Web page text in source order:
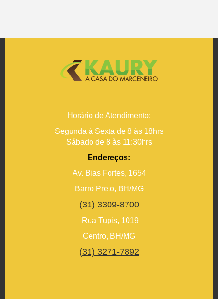
Horário de Atendimento:
Segunda à Sexta de 8 às 18hrs
Sábado de 8 às 11:30hrs
Endereços:
Av. Bias Fortes, 1654
Barro Preto, BH/MG
(31) 3309-8700
Rua Tupis, 1019
Centro, BH/MG
(31) 3271-7892